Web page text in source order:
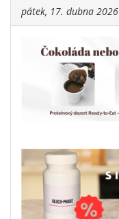
pátek, 17. dubna 2026